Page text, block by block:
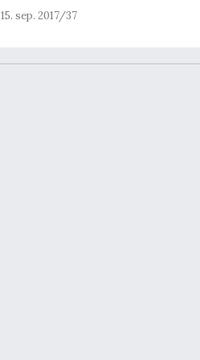
15. sep. 2017/37